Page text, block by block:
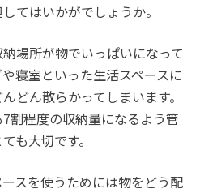
てはいかがでしょうか。
場所が物でいっぱいになって
寝室といった生活スペースに
どん散らかってしまいます。
割程度の収納量になるよう管
も大切です。
ースを使うためには物をどう配